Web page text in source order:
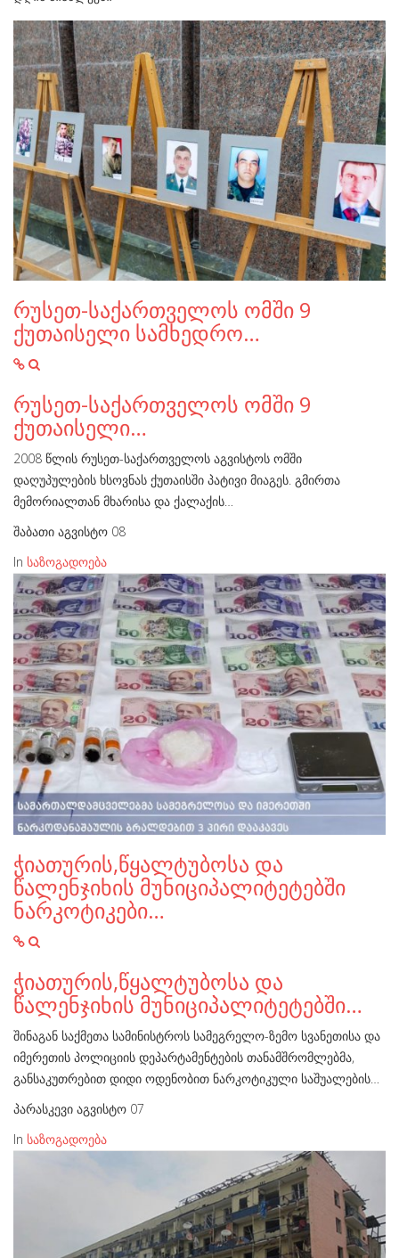
რუსეთ-საქართველოს ომში 9
ქუთაისელი სამხედრო…
რუსეთ-საქართველოს ომში 9
ქუთაისელი…
2008 წლის რუსეთ-საქართველოს აგვისტოს ომში
დაღუპულების ხსოვნას ქუთაისში პატივი მიაგეს. გმირთა
მემორიალთან მხარისა და ქალაქის…
შაბათი აგვისტო 08
In საზოგადოება
ჭიათურის,წყალტუბოსა და
წალენჯიხის მუნიციპალიტეტებში
ნარკოტიკები…
ჭიათურის,წყალტუბოსა და
წალენჯიხის მუნიციპალიტეტებში…
შინაგან საქმეთა სამინისტროს სამეგრელო-ზემო სვანეთისა და
იმერეთის პოლიციის დეპარტამენტების თანამშრომლებმა,
განსაკუთრებით დიდი ოდენობით ნარკოტიკული საშუალების…
პარასკევი აგვისტო 07
In საზოგადოება